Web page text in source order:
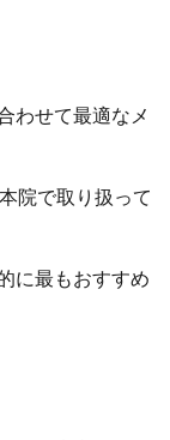
わせて最適なメ
院で取り扱って
に最もおすすめ